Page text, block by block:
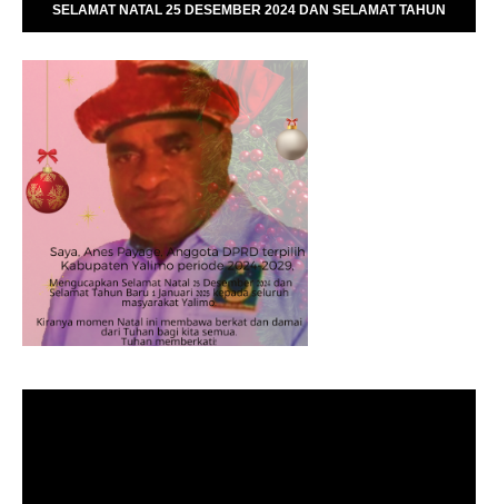
SELAMAT NATAL 25 DESEMBER 2024 DAN SELAMAT TAHUN